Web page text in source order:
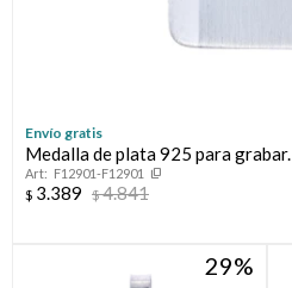
Envío gratis
Medalla de plata 925 para grabar.
F12901-F12901
$ 3.389 $4.841
29